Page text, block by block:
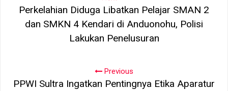
Perkelahian Diduga Libatkan Pelajar SMAN 2
dan SMKN 4 Kendari di Anduonohu, Polisi
Lakukan Penelusuran
Previous
PPWI Sultra Ingatkan Pentingnya Etika Aparatur